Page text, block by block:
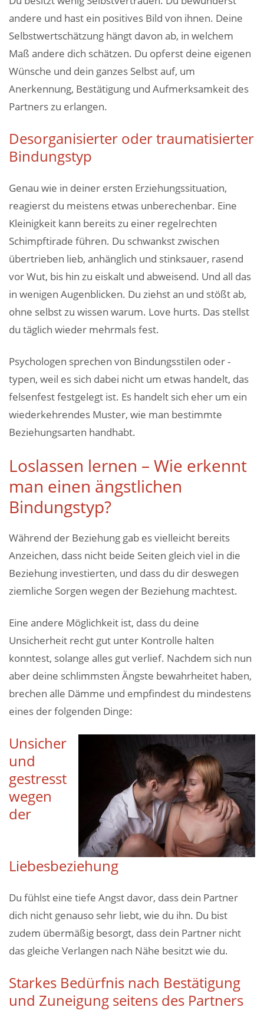
andere und hast ein positives Bild von ihnen. Deine
Selbstwertschätzung hängt davon ab, in welchem
Maß andere dich schätzen. Du opferst deine eigenen
Wünsche und dein ganzes Selbst auf, um
Anerkennung, Bestätigung und Aufmerksamkeit des
Partners zu erlangen.
Desorganisierter oder traumatisierter
Bindungstyp
Genau wie in deiner ersten Erziehungssituation,
reagierst du meistens etwas unberechenbar. Eine
Kleinigkeit kann bereits zu einer regelrechten
Schimpftirade führen. Du schwankst zwischen
übertrieben lieb, anhänglich und stinksauer, rasend
vor Wut, bis hin zu eiskalt und abweisend. Und all das
in wenigen Augenblicken. Du ziehst an und stößt ab,
ohne selbst zu wissen warum. Love hurts. Das stellst
du täglich wieder mehrmals fest.
Psychologen sprechen von Bindungsstilen oder -
typen, weil es sich dabei nicht um etwas handelt, das
felsenfest festgelegt ist. Es handelt sich eher um ein
wiederkehrendes Muster, wie man bestimmte
Beziehungsarten handhabt.
Loslassen lernen – Wie erkennt
man einen ängstlichen
Bindungstyp?
Während der Beziehung gab es vielleicht bereits
Anzeichen, dass nicht beide Seiten gleich viel in die
Beziehung investierten, und dass du dir deswegen
ziemliche Sorgen wegen der Beziehung machtest.
Eine andere Möglichkeit ist, dass du deine
Unsicherheit recht gut unter Kontrolle halten
konntest, solange alles gut verlief. Nachdem sich nun
aber deine schlimmsten Ängste bewahrheitet haben,
brechen alle Dämme und empfindest du mindestens
eines der folgenden Dinge:
Unsicher
und
gestresst
wegen
der
Liebesbeziehung
Du fühlst eine tiefe Angst davor, dass dein Partner
dich nicht genauso sehr liebt, wie du ihn. Du bist
zudem übermäßig besorgt, dass dein Partner nicht
das gleiche Verlangen nach Nähe besitzt wie du.
Starkes Bedürfnis nach Bestätigung
und Zuneigung seitens des Partners